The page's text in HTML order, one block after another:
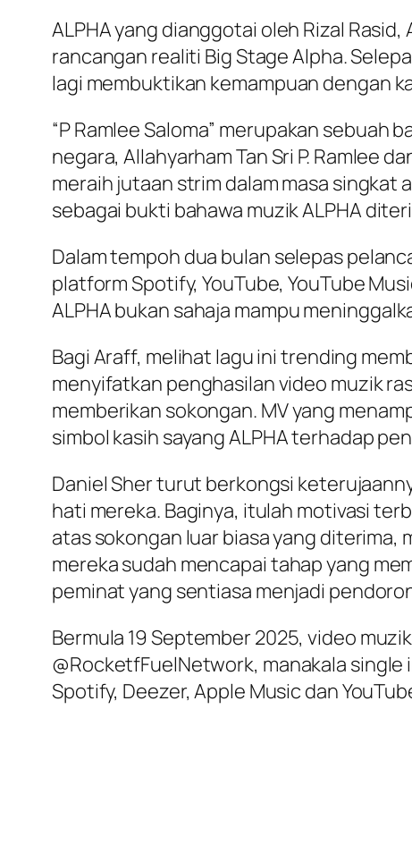
ALPHA yang dianggotai oleh Rizal
rancangan realiti Big Stage Alpha.
lagi membuktikan kemampuan dengan
“P Ramlee Saloma” merupakan sebuah
negara, Allahyarham Tan Sri P. Ramlee
meraih jutaan strim dalam masa
sebagai bukti bahawa muzik ALPHA
Dalam tempoh dua bulan selepas
platform Spotify, YouTube, YouTube
ALPHA bukan sahaja mampu
Bagi Araff, melihat lagu ini trending
menyifatkan penghasilan video muzik
memberikan sokongan. MV yang
simbol kasih sayang ALPHA terhadap
Daniel Sher turut berkongsi
hati mereka. Baginya, itulah motivasi
atas sokongan luar biasa yang diterima,
mereka sudah mencapai tahap yang
peminat yang sentiasa menjadi
Bermula 19 September 2025, video
@RocketfFuelNetwork, manakala
Spotify, Deezer, Apple Music dan